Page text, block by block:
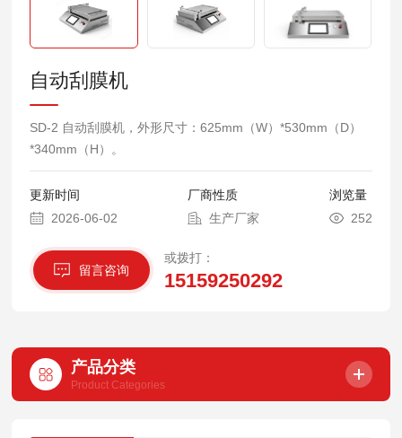
自动刮膜机
SD-2 自动刮膜机，外形尺寸：625mm（W）*530mm（D）
*340mm（H）。
更新时间
2026-06-02
厂商性质
生产厂家
浏览量
252
留言咨询
或拨打：
15159250292
产品分类
Product Categories